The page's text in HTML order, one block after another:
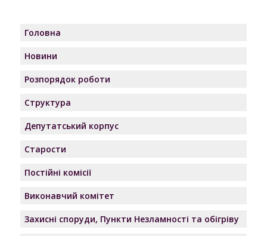
Головна
Новини
Розпорядок роботи
Структура
Депутатський корпус
Старости
Постійні комісії
Виконавчий комітет
Захисні споруди, Пункти Незламності та обігріву